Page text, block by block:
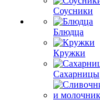
Соусники
Блюдца
Кружки
Сахарницы